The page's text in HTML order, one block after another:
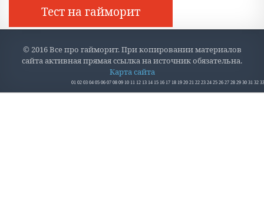
Тест на гайморит
© 2016 Все про гайморит. При копировании материалов
сайта активная прямая ссылка на источник обязательна.
Карта сайта
01 02 03 04 05 06 07 08 09 10 11 12 13 14 15 16 17 18 19 20 21 22 23 24 25 26 27 28 29 30 31 32 33